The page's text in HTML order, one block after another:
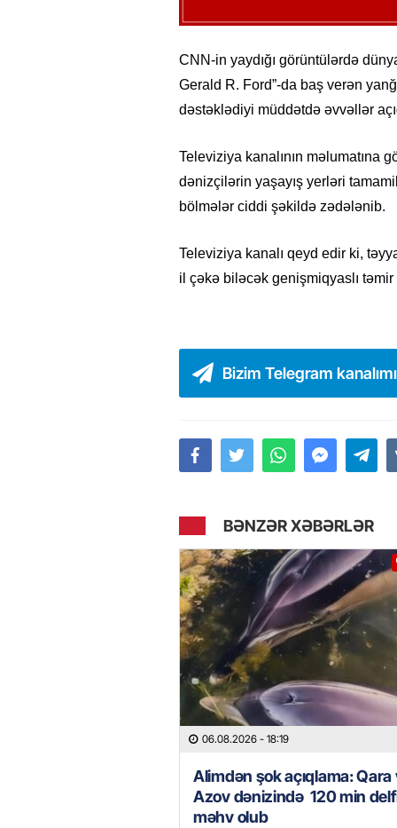
CNN-in yaydığı görüntülərdə
Gerald R. Ford”-da baş verən
dəstəklədiyi müddətdə əvvəllər
Televiziya kanalının məlumatına
dənizçilərin yaşayış yerləri
bölmələr ciddi şəkildə zədələnib.
Televiziya kanalı qeyd edir ki,
il çəkə biləcək genişmiqyaslı təmir
Bizim Telegram
BƏNZƏR XƏBƏRLƏR
06.08.2026 - 18:19
Alimdən şok açıqlama: Qara
Azov dənizində 120 min
məhv olub